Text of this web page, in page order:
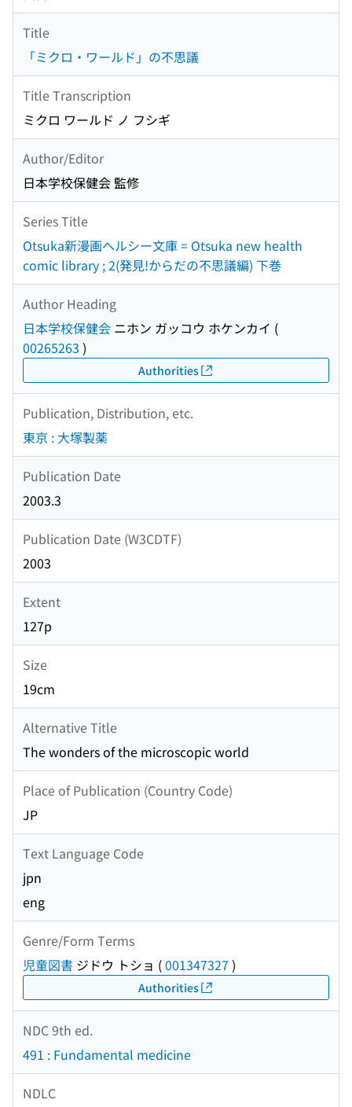
Title
「ミクロ・ワールド」の不思議
Title Transcription
ミクロ ワールド ノ フシギ
Author/Editor
日本学校保健会 監修
Series Title
Otsuka新漫画ヘルシー文庫 = Otsuka new health
comic library ; 2(発見!からだの不思議編) 下巻
Author Heading
日本学校保健会 ニホン ガッコウ ホケンカイ (
00265263 )
Authorities
Publication, Distribution, etc.
東京 : 大塚製薬
Publication Date
2003.3
Publication Date (W3CDTF)
2003
Extent
127p
Size
19cm
Alternative Title
The wonders of the microscopic world
Place of Publication (Country Code)
JP
Text Language Code
jpn
eng
Genre/Form Terms
児童図書 ジドウ トショ (001347327 )
Authorities
NDC 9th ed.
491 : Fundamental medicine
NDLC